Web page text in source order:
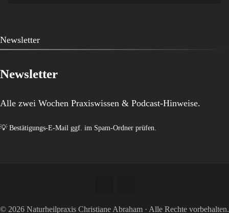
Newsletter
Newsletter
Alle zwei Wochen Praxiswissen & Podcast-Hinweise.
💡 Bestätigungs-E-Mail ggf. im Spam-Ordner prüfen.
© 2026 Naturheilpraxis Christiane Abraham · Alle Rechte vorbehalten.